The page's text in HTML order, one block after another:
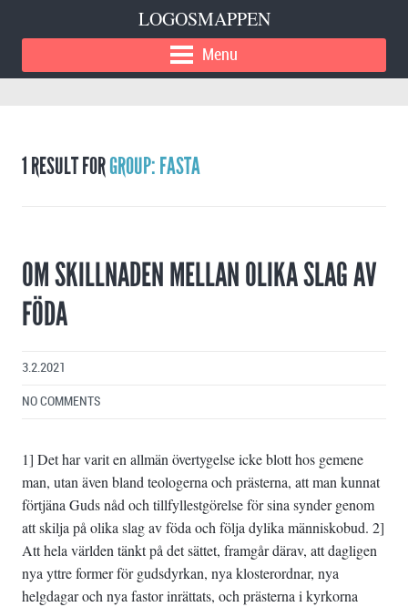
LOGOSMAPPEN
Menu
1 RESULT FORGROUP: FASTA
OM SKILLNADEN MELLAN OLIKA SLAG AV
FÖDA
3.2.2021
NO COMMENTS
1] Det har varit en allmän övertygelse icke blott hos gemene
man, utan även bland teologerna och prästerna, att man kunnat
förtjäna Guds nåd och tillfyllestgörelse för sina synder genom
att skilja på olika slag av föda och följa dylika människobud. 2]
Att hela världen tänkt på det sättet, framgår därav, att dagligen
nya yttre former för gudsdyrkan, nya klosterordnar, nya
helgdagar och nya fastor inrättats, och prästerna i kyrkorna